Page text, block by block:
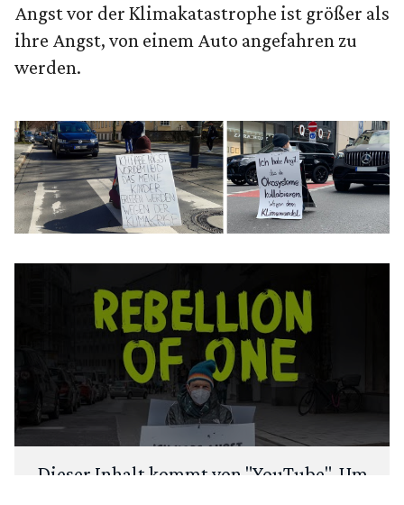
Angst vor der Klimakatastrophe ist größer als
ihre Angst, von einem Auto angefahren zu
werden.
Dieser Inhalt kommt von "YouTube". Um